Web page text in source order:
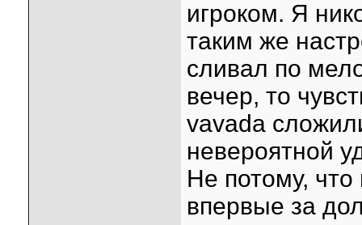
игроком. Я
таким же
сливал по
вечер, то
vavada
невероятной
Не потому, что
впервые за